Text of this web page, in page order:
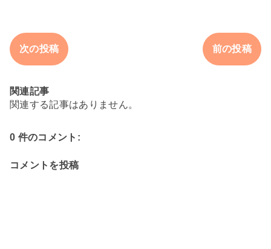
次の投稿 前の投稿
関連記事
関連する記事はありません。
0 件のコメント:
コメントを投稿